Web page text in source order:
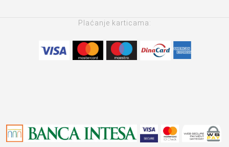
Plaćanje karticama: